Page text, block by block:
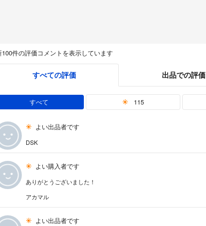
100件の評価コメントを表示しています
すべての評価 出品での評価
すべて 115
よい出品者です
DSK
よい購入者です
ありがとうございました！
アカマル
よい出品者です